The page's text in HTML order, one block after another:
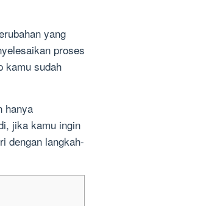
yang
proses
kamu sudah
hanya
jika kamu ingin
dengan langkah-